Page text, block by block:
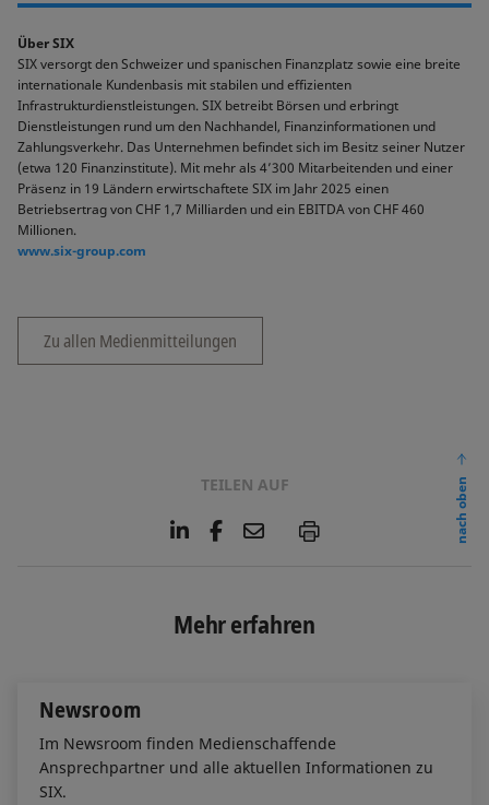
Über SIX
SIX versorgt den Schweizer und spanischen Finanzplatz sowie eine breite
internationale Kundenbasis mit stabilen und effizienten
Infrastrukturdienstleistungen. SIX betreibt Börsen und erbringt
Dienstleistungen rund um den Nachhandel, Finanzinformationen und
Zahlungsverkehr. Das Unternehmen befindet sich im Besitz seiner Nutzer
(etwa 120 Finanzinstitute). Mit mehr als 4’300 Mitarbeitenden und einer
Präsenz in 19 Ländern erwirtschaftete SIX im Jahr 2025 einen
Betriebsertrag von CHF 1,7 Milliarden und ein EBITDA von CHF 460
Millionen.
www.six-group.com
Zu allen Medienmitteilungen
TEILEN AUF
L
e
d
F
o
E
l
P
nach oben
Mehr erfahren
Newsroom
Im Newsroom finden Medienschaffende
Ansprechpartner und alle aktuellen Informationen zu
SIX.